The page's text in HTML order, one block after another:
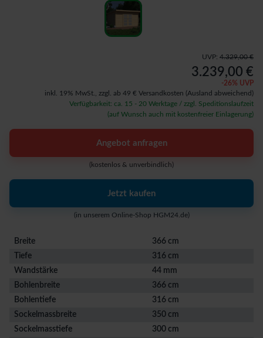
UVP: 4.329,00 €
3.239,00 €
-26% UVP
inkl. 19% MwSt., zzgl. ab 49 € Versandkosten (Ausland abweichend)
Verfügbarkeit: ca. 15 - 20 Werktage / zzgl. Speditionslaufzeit
(auf Wunsch auch mit kostenfreier Einlagerung)
Angebot anfragen
(kostenlos & unverbindlich)
Jetzt kaufen
(in unserem Online-Shop HGM24.de)
Breite
366 cm
Tiefe
316 cm
Wandstärke
44 mm
Bohlenbreite
366 cm
Bohlentiefe
316 cm
Sockelmassbreite
350 cm
Sockelmasstiefe
300 cm